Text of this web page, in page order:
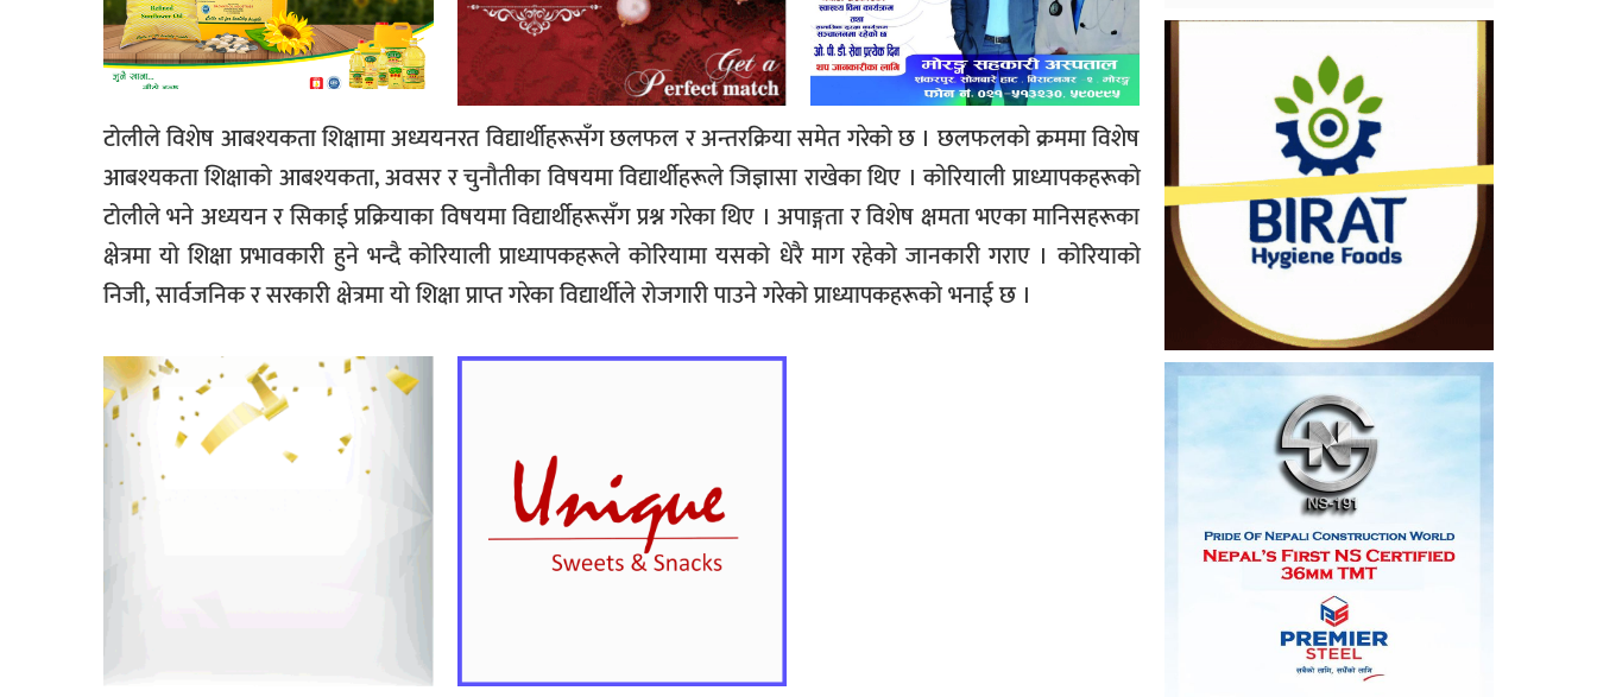
टोलीले विशेष आबश्यकता शिक्षामा अध्ययनरत विद्यार्थीहरूसँग छलफल र अन्तरक्रिया समेत गरेको छ । छलफलको क्रममा विशेष
आबश्यकता शिक्षाको आबश्यकता, अवसर र चुनौतीका विषयमा विद्यार्थीहरूले जिज्ञासा राखेका थिए । कोरियाली प्राध्यापकहरूको
टोलीले भने अध्ययन र सिकाई प्रक्रियाका विषयमा विद्यार्थीहरूसँग प्रश्न गरेका थिए । अपाङ्गता र विशेष क्षमता भएका मानिसहरूका
क्षेत्रमा यो शिक्षा प्रभावकारी हुने भन्दै कोरियाली प्राध्यापकहरूले कोरियामा यसको धेरै माग रहेको जानकारी गराए । कोरियाको
निजी, सार्वजनिक र सरकारी क्षेत्रमा यो शिक्षा प्राप्त गरेका विद्यार्थीले रोजगारी पाउने गरेको प्राध्यापकहरूको भनाई छ ।